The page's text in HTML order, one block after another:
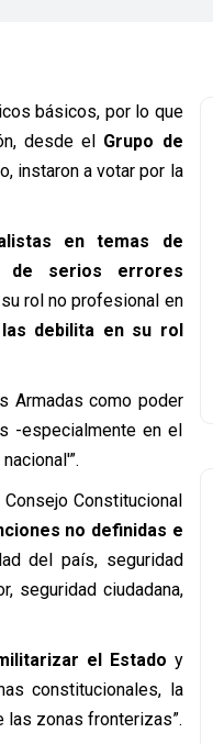
básicos, por lo que
desde el Grupo de
instaron a votar por la
en temas de
de serios errores
rol no profesional en
las debilita en su rol
Armadas como poder
-especialmente en el
Constitucional
no definidas e
del país, seguridad
seguridad ciudadana,
el Estado y
constitucionales, la
las zonas fronterizas”.